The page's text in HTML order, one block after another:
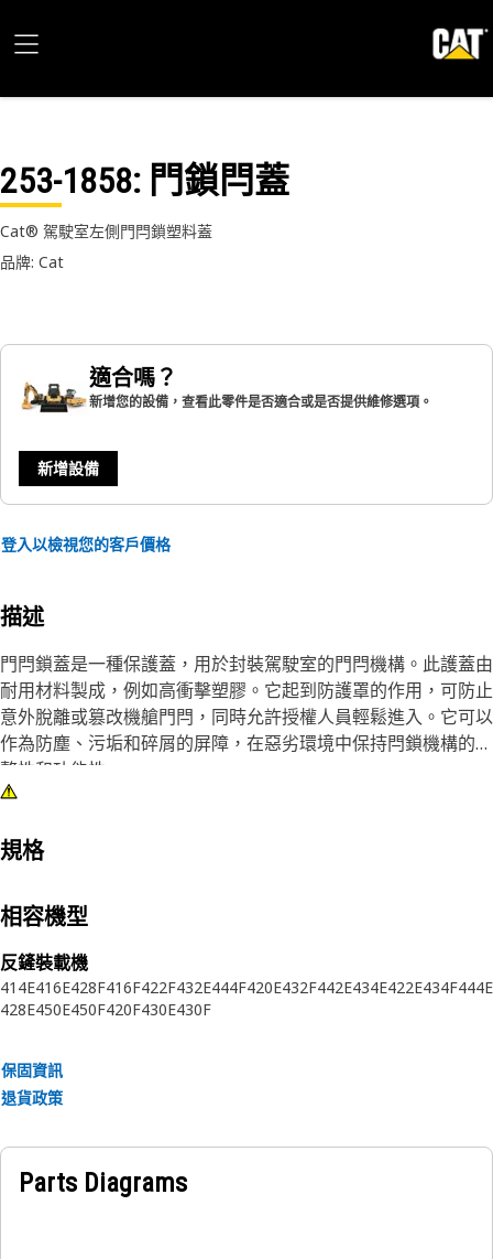
253-1858: 門鎖閂蓋
Cat® 駕駛室左側門閂鎖塑料蓋
品牌: Cat
適合嗎？
新增您的設備，查看此零件是否適合或是否提供維修選項。
新增設備
登入以檢視您的客戶價格
描述
門閂鎖蓋是一種保護蓋，用於封裝駕駛室的門閂機構。此護蓋由
耐用材料製成，例如高衝擊塑膠。它起到防護罩的作用，可防止
意外脫離或篡改機艙門閂，同時允許授權人員輕鬆進入。它可以
作為防塵、污垢和碎屑的屏障，在惡劣環境中保持閂鎖機構的完
整性和功能性。
• 提供可靠有效的屏障，防止污染物進入
應用：
門閂鎖蓋用於保護門閂裝置免受外部干擾，確保其在操作過程中
保持牢固接合。
規格
相容機型
反鏟裝載機
414E416E428F416F422F432E444F420E432F442E434E422E434F444E
428E450E450F420F430E430F
保固資訊
退貨政策
Parts Diagrams